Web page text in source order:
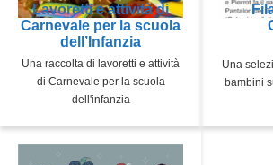
Lavoretti e attività di
Carnevale per la scuola
dell’Infanzia
Una raccolta di lavoretti e attività
di Carnevale per la scuola
dell'infanzia
Una
bambini